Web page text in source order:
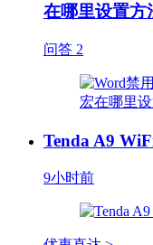
在哪里设置方
问答 2
Tenda A9
9小时前